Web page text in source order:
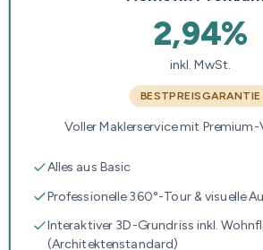
2,94%
inkl. MwSt.
BESTPREISGARANTIE
Voller Maklerservice mit
Alles aus Basic
Professionelle 360°-Tour & visuelle
Interaktiver 3D-Grundriss inkl.
(Architektenstandard)